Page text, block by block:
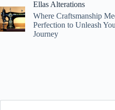
to
content
Ellas Alterations
Where Craftsmanship
Perfection to Unleash
Journey